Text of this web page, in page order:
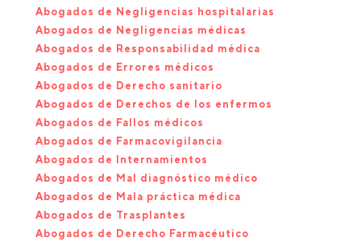
Abogados de Negligencias hospitalarias
Abogados de Negligencias médicas
Abogados de Responsabilidad médica
Abogados de Errores médicos
Abogados de Derecho sanitario
Abogados de Derechos de los enfermos
Abogados de Fallos médicos
Abogados de Farmacovigilancia
Abogados de Internamientos
Abogados de Mal diagnóstico médico
Abogados de Mala práctica médica
Abogados de Trasplantes
Abogados de Derecho Farmacéutico